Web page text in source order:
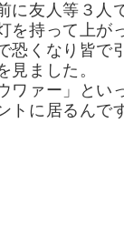
に友人等３人
を持って上が
恐くなり皆で
見ました。
ワァー」とい
トに居るんで